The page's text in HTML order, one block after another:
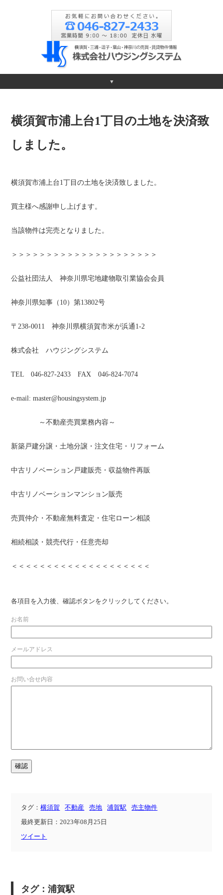
▼
横須賀市浦上台1丁目の土地を決済致
しました。
横須賀市浦上台1丁目の土地を決済致しました。
買主様へ感謝申し上げます。
当該物件は完売となりました。
＞＞＞＞＞＞＞＞＞＞＞＞＞＞＞＞＞＞＞＞＞
公益社団法人 神奈川県宅地建物取引業協会会員
神奈川県知事（10）第13802号
〒238-0011 神奈川県横須賀市米が浜通1-2
株式会社 ハウジングシステム
TEL 046-827-2433 FAX 046-824-7074
e-mail: master@housingsystem.jp
～不動産売買業務内容～
新築戸建分譲・土地分譲・注文住宅・リフォーム
中古リノベーション戸建販売・収益物件再販
中古リノベーションマンション販売
売買仲介・不動産無料査定・住宅ローン相談
相続相談・競売代行・任意売却
＜＜＜＜＜＜＜＜＜＜＜＜＜＜＜＜＜＜＜＜
各項目を入力後、確認ボタンをクリックしてください。
お名前
メールアドレス
お問い合せ内容
タグ：横須賀 不動産 売地 浦賀駅 売主物件
最終更新日：2023年08月25日
ツイート
タグ：浦賀駅